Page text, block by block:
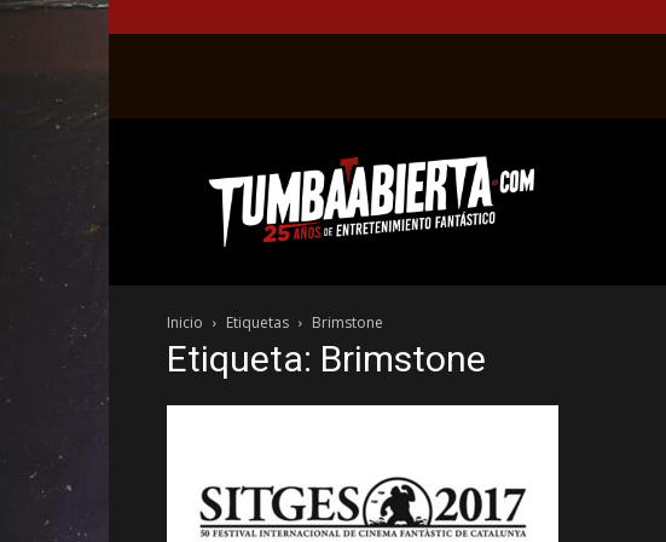
web
del
entretenimiento
el
género
fantástico.
Inicio Etiquetas Brimstone
Etiqueta: Brimstone